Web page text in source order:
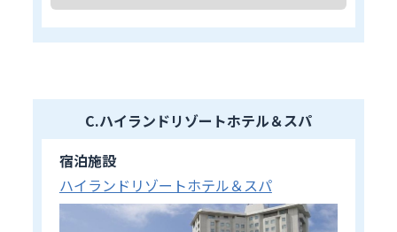
C.ハイランドリゾートホテル＆スパ
宿泊施設
ハイランドリゾートホテル＆スパ